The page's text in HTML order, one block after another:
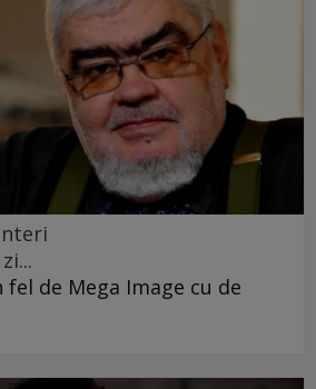
de Mega Image cu de